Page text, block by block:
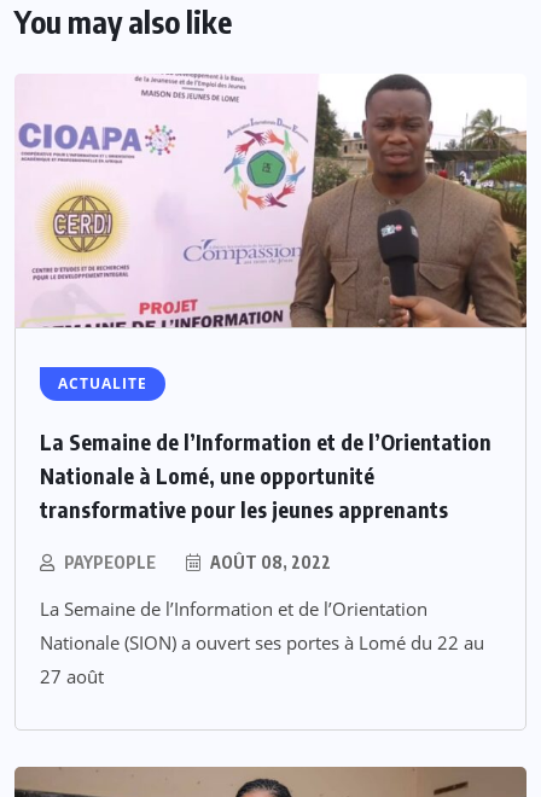
You may also like
ACTUALITE
La Semaine de l’Information et de l’Orientation
Nationale à Lomé, une opportunité
transformative pour les jeunes apprenants
PAYPEOPLE AOÛT 08, 2022
La Semaine de l’Information et de l’Orientation
Nationale (SION) a ouvert ses portes à Lomé du 22 au
27 août